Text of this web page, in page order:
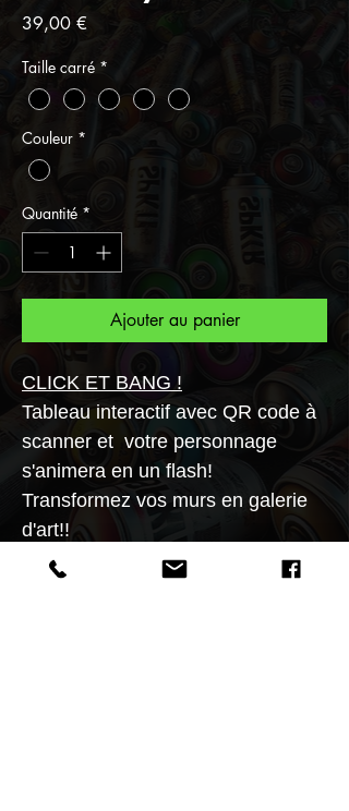
39,00 €Prix
Taille carré *
Couleur *
Quantité *
Ajouter au panier
CLICK ET BANG !
Tableau interactif avec QR code à
scanner et votre personnage
s'animera en un flash!
Transformez vos murs en galerie
d'art!!
Tableau en aluminium brossé aux